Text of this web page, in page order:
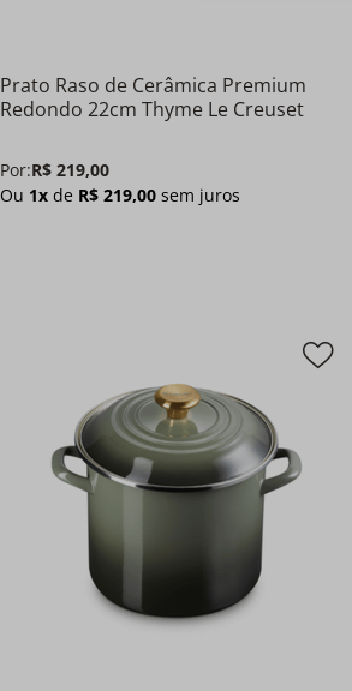
Prato Raso de Cerâmica Premium
Redondo 22cm Thyme Le Creuset
Por:R$ 219,00
Ou 1x de R$ 219,00 sem juros